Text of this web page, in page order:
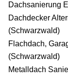
Dachsanierung
Dachdecker
(Schwarzwald)
Flachdach,
(Schwarzwald)
Metalldach